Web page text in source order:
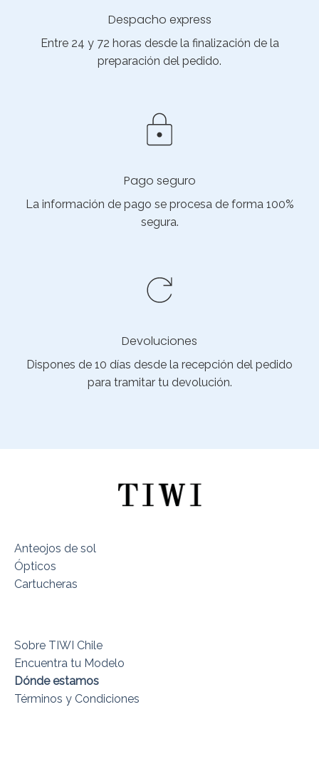
Despacho express
Entre 24 y 72 horas desde la finalización de la
preparación del pedido.
Pago seguro
La información de pago se procesa de forma 100%
segura.
Devoluciones
Dispones de 10 días desde la recepción del pedido
para tramitar tu devolución.
Anteojos de sol
Ópticos
Cartucheras
Sobre TIWI Chile
Encuentra tu Modelo
Dónde estamos
Términos y Condiciones